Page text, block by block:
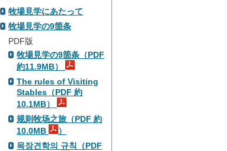
牧場見学にあたって
牧場見学の9箇条
PDF版
牧場見学の9箇条（PDF
約11.9MB）
The rules of Visiting
Stables（PDF 約
10.1MB）
规则牧场之旅（PDF 約
10.0MB
）
목장견학의 규칙（PDF